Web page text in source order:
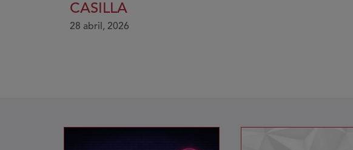
CASILLA
28 abril, 2026